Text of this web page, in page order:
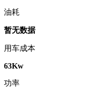
油耗
暂无数据
用车成本
63Kw
功率